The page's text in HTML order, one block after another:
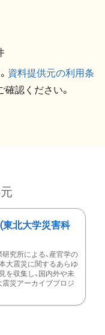
資料提供元の利用条
確認ください。
北大学災害科
究所による、産官学の
大震災に関するあらゆ
を収集し、国内外や未
災アーカイブプロジ